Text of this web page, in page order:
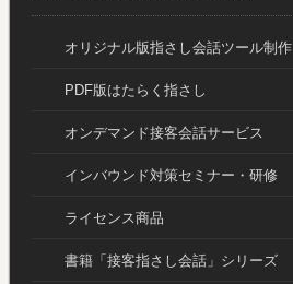
オリジナル版指さし会話ツール制作
PDF版はたらく指さし
オンデマンド接客会話サービス
インバウンド対策セミナー・研修
ライセンス商品
書籍「接客指さし会話」シリーズ